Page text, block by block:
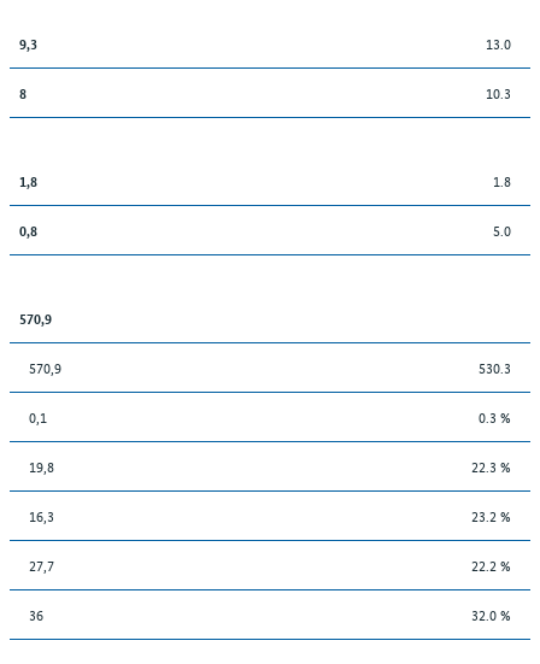
9,3 13.0
8 10.3
1,8 1.8
0,8 5.0
570,9
570,9 530.3
0,1 0.3 %
19,8 22.3 %
16,3 23.2 %
27,7 22.2 %
36 32.0 %